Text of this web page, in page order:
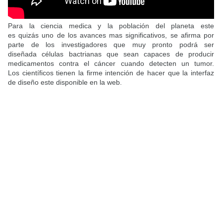
Para la ciencia medica y la población del planeta este
es quizás uno de los avances mas significativos, se afirma por
parte de los investigadores que muy pronto podrá ser
diseñada células bactrianas que sean capaces de producir
medicamentos contra el cáncer cuando detecten un tumor.
Los científicos tienen la firme intención de hacer que la interfaz
de diseño este disponible en la web.